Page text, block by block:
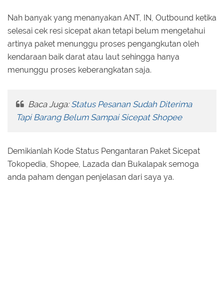
Nah banyak yang menanyakan ANT, IN, Outbound ketika
selesai cek resi sicepat akan tetapi belum mengetahui
artinya paket menunggu proses pengangkutan oleh
kendaraan baik darat atau laut sehingga hanya
menunggu proses keberangkatan saja.
Baca Juga: Status Pesanan Sudah Diterima
Tapi Barang Belum Sampai Sicepat Shopee
Demikianlah Kode Status Pengantaran Paket Sicepat
Tokopedia, Shopee, Lazada dan Bukalapak semoga
anda paham dengan penjelasan dari saya ya.